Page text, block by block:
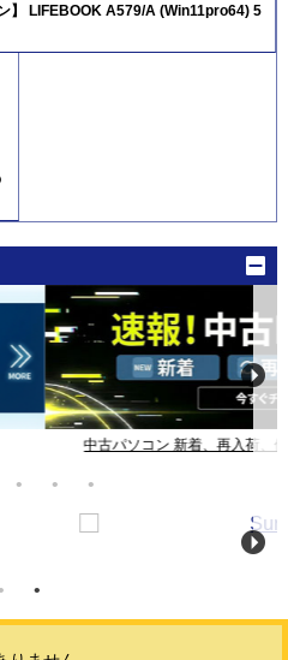
】 LIFEBOOK A579/A (Win11pro64) 5
値下げ【26/08/07 04:00更新】